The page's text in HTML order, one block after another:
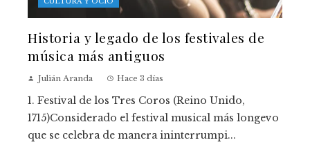
Historia y legado de los festivales de
música más antiguos
Julián Aranda Hace 3 días
1. Festival de los Tres Coros (Reino Unido,
1715)Considerado el festival musical más longevo
que se celebra de manera ininterrumpi...